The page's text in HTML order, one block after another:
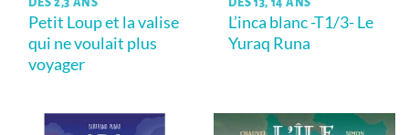
DÈS 2,3 ANS
Petit Loup et la valise
qui ne voulait plus
voyager
DÈS 13, 14 ANS
L’inca blanc -T1/3- Le
Yuraq Runa